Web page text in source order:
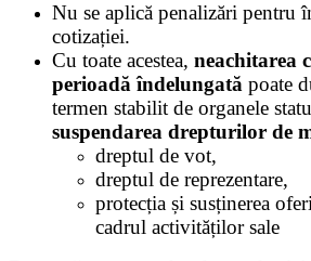
Nu se aplică penalizări pentru
cotizației.
Cu toate acestea, neachitarea
perioadă îndelungată poate
termen stabilit de organele
suspendarea drepturilor de
dreptul de vot,
dreptul de reprezentare,
protecția și susținerea
cadrul activităților sale